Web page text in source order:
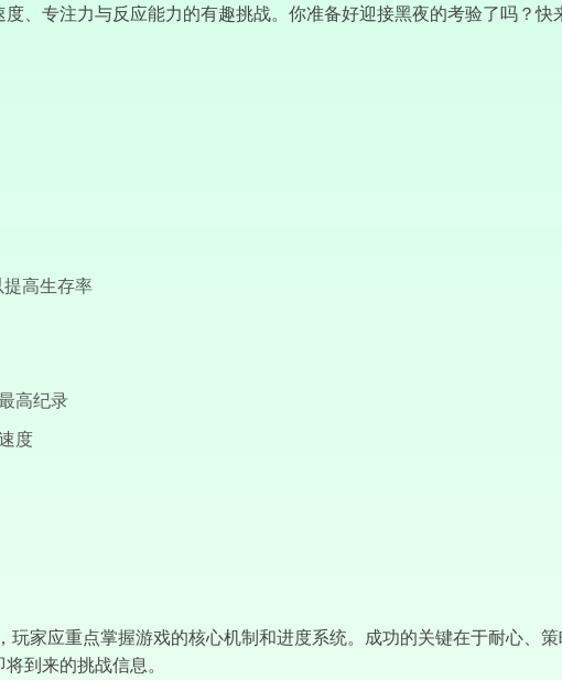
、专注力与反应能力的有趣挑战。你准备好迎接黑夜的考验了吗？快
高生存率
高纪录
度
家应重点掌握游戏的核心机制和进度系统。成功的关键在于耐心、
到来的挑战信息。